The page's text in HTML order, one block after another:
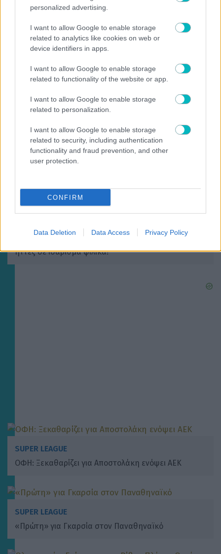
personalized advertising.
I want to allow Google to enable storage
related to analytics like cookies on web or
device identifiers in apps.
I want to allow Google to enable storage
related to functionality of the website or app.
I want to allow Google to enable storage
related to personalization.
I want to allow Google to enable storage
related to security, including authentication
functionality and fraud prevention, and other
user protection.
CONFIRM
Data Deletion Data Access Privacy Policy
ΠΕΡΙΣΣΟΤΕΡΑ ΑΡΘΡΑ
SUPER LEAGUE
ήττες σε ισάριθμα φιλικά!
SUPER LEAGUE
ΟΦΗ: Ξεκαθαρίζει για Αποστολάκη ενόψει ΑΕΚ
SUPER LEAGUE
«Πρώτη» για Γκαρσία στον Παναθηναϊκό